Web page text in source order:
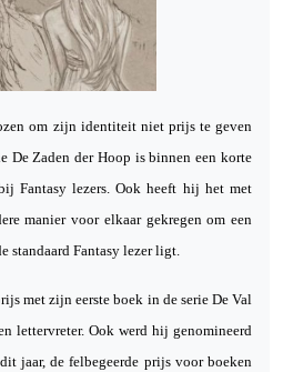
om zijn identiteit niet prijs te geven
De Zaden der Hoop is binnen een korte
Fantasy lezers. Ook heeft hij het met
manier voor elkaar gekregen om een
standaard Fantasy lezer ligt.
met zijn eerste boek in de serie De Val
lettervreter. Ook werd hij genomineerd
jaar, de felbegeerde prijs voor boeken